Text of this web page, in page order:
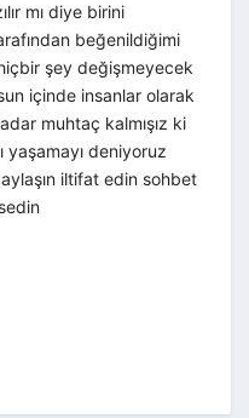
mı diye birini
beğenildiğimi
şey değişmeyecek
içinde insanlar olarak
muhtaç kalmışız ki
yaşamayı deniyoruz
iltifat edin sohbet